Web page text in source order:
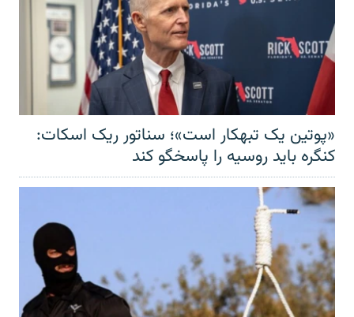
«پوتین یک تبهکار است»؛ سناتور ریک اسکات:
کنگره باید روسیه را پاسخگو کند